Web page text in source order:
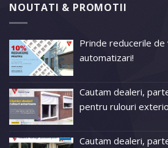
NOUTATI & PROMOTII
Prinde reducerile de
automatizari!
Cautam dealeri,
pentru rulouri
Cautam dealeri,